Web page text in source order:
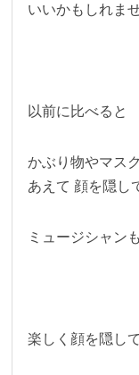
いいかもしれま
以前に比べると
かぶり物やマス
あえて 顔を隠し
ミュージシャン
楽しく顔を隠し